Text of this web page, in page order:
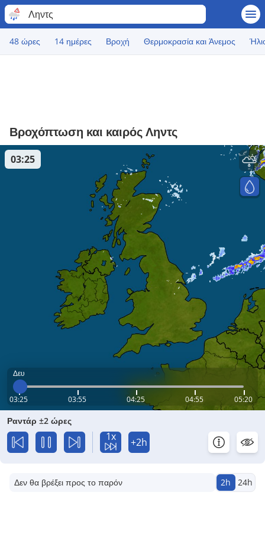
Ληντς
48 ώρες 14 ημέρες Βροχή Θερμοκρασία και Άνεμος
Βροχόπτωση και καιρός Ληντς
Δευ
03:25 03:55 04:25 04:55 05:20
03:25
Ραντάρ ±2 ώρες
1x +2h
Δεν θα βρέξει προς το παρόν 2h 24h